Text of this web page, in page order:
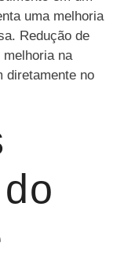
uma melhoria
Redução de
na
diretamente no